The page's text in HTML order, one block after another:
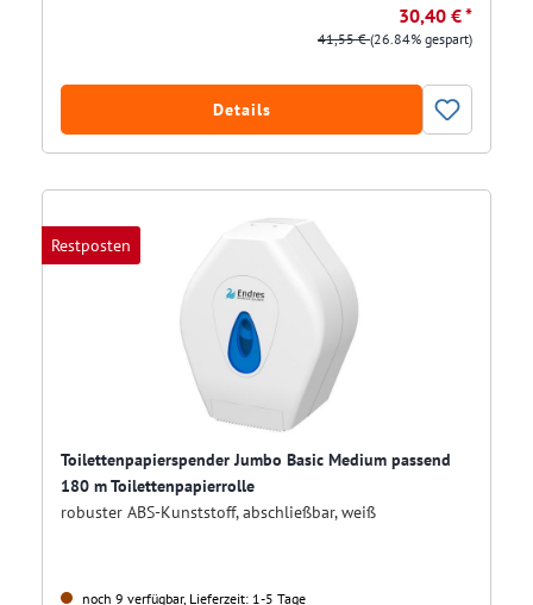
30,40 € *
41,55 €(26.84% gespart)
Details
Restposten
Toilettenpapierspender Jumbo Basic Medium passend
180 m Toilettenpapierrolle
robuster ABS-Kunststoff, abschließbar, weiß
noch 9 verfügbar, Lieferzeit: 1-5 Tage